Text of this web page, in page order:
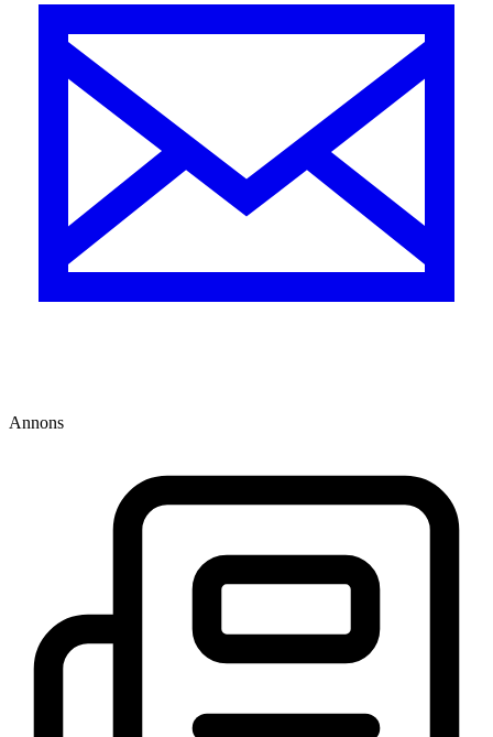
Annons